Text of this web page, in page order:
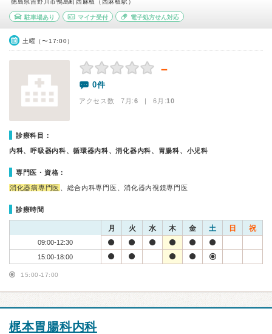
徳島県吉野川市鴨島町西麻植（西麻植駅）
駐車場あり マイナ受付 電子処方せん対応
土曜（〜17:00）
－
0件
アクセス数 7月:6 | 6月:10
診療科目：
内科、呼吸器内科、循環器内科、消化器内科、胃腸科、小児科
専門医・資格：
消化器病専門医 、総合内科専門医、消化器内視鏡専門医
診療時間
月 火 水 木 金 土 日 祝
09:00-12:30
15:00-18:00
15:00-17:00
梶本胃腸科内科